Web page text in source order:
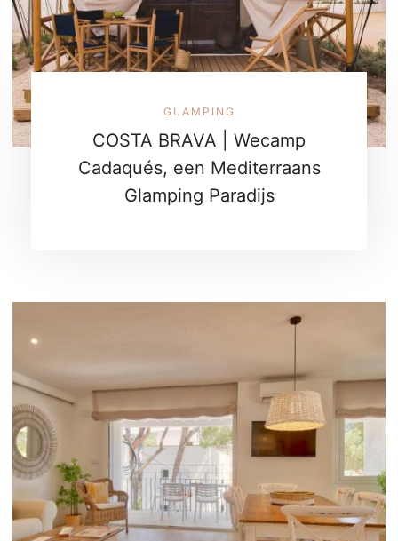
GLAMPING
COSTA BRAVA | Wecamp
Cadaqués, een Mediterraans
Glamping Paradijs